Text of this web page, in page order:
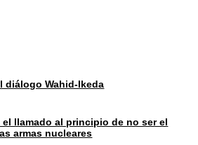
diálogo Wahid-Ikeda
llamado al principio de no ser el
armas nucleares